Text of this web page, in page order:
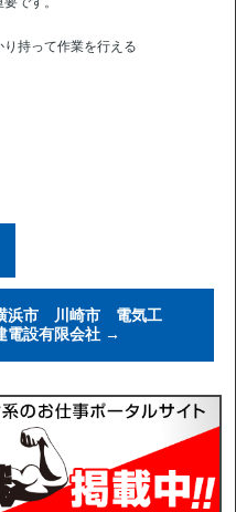
持って作業を行える
浜市 川崎市 電気工
設有限会社 →